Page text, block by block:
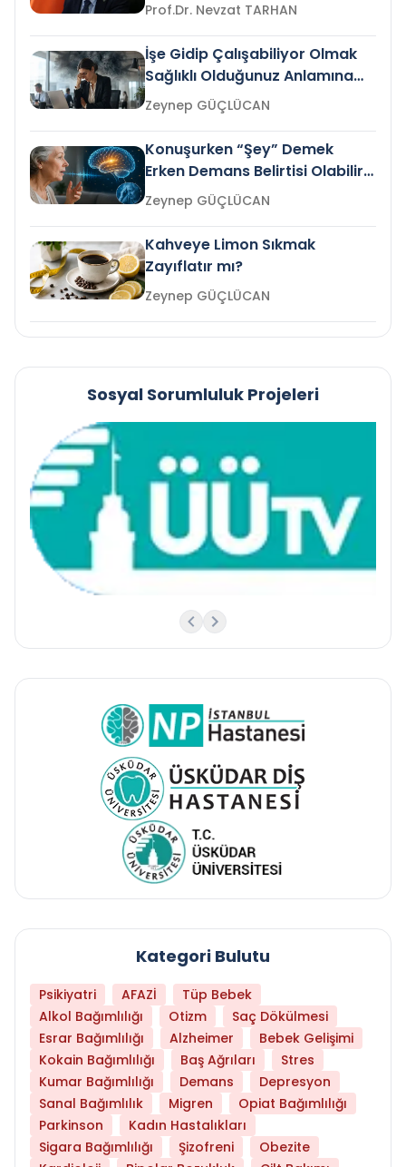
Prof.Dr. Nevzat TARHAN
İşe Gidip Çalışabiliyor Olmak
Sağlıklı Olduğunuz Anlamına
Gelir mi?Zeynep GÜÇLÜCAN
Konuşurken “Şey” Demek
Erken Demans Belirtisi Olabilir
mi?
Zeynep GÜÇLÜCAN
Kahveye Limon Sıkmak
Zayıflatır mı?
Zeynep GÜÇLÜCAN
Sosyal Sorumluluk Projeleri
Kategori Bulutu
Psikiyatri AFAZİ
Tüp Bebek
Alkol Bağımlılığı
Otizm
Saç Dökülmesi
Esrar Bağımlılığı
Alzheimer
Bebek Gelişimi
Kokain Bağımlılığı
Baş Ağrıları
Stres
Kumar Bağımlılığı
Demans
Depresyon
Sanal Bağımlılık
Migren
Opiat Bağımlılığı
Parkinson
Kadın Hastalıkları
Sigara Bağımlılığı
Şizofreni
Obezite